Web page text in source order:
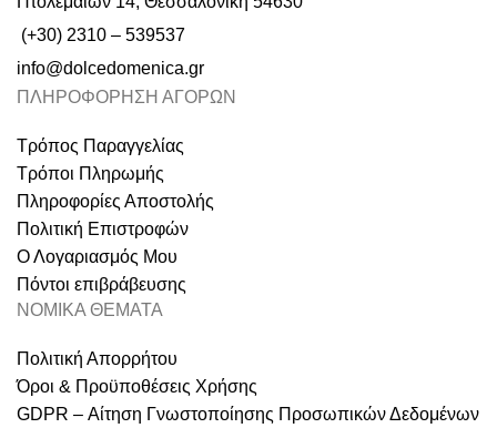
(+30) 2310 – 539537
info@dolcedomenica.gr
ΠΛΗΡΟΦΟΡΗΣΗ ΑΓΟΡΩΝ
Τρόπος Παραγγελίας
Τρόποι Πληρωμής
Πληροφορίες Αποστολής
Πολιτική Επιστροφών
Ο Λογαριασμός Μου
Πόντοι επιβράβευσης
ΝΟΜΙΚΑ ΘΕΜΑΤΑ
Πολιτική Απορρήτου
Όροι & Προϋποθέσεις Χρήσης
GDPR – Αίτηση Γνωστοποίησης Προσωπικών Δεδομένων